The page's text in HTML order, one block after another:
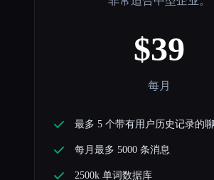
$39
每月
最多 5 个带有用户历史记录的
每月最多 5000 条消息
2500k 单词数据库